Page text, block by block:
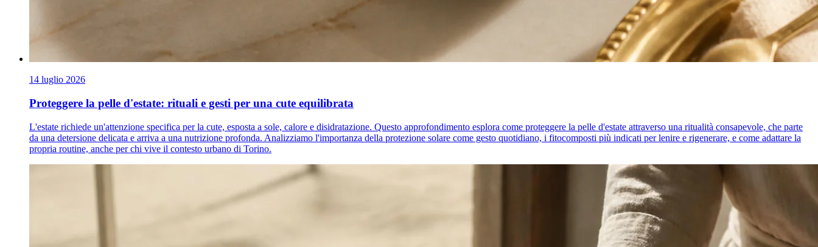
14 luglio 2026
Proteggere la pelle d'estate: rituali e gesti per una cute equilibrata
L'estate richiede un'attenzione specifica per la cute, esposta a sole, calore e disidratazione. Questo approfondimento esplora come proteggere la pelle d'estate attraverso una ritualità consapevole, che parte
da una detersione delicata e arriva a una nutrizione profonda. Analizziamo l'importanza della protezione solare come gesto quotidiano, i fitocomposti più indicati per lenire e rigenerare, e come adattare la
propria routine, anche per chi vive il contesto urbano di Torino.